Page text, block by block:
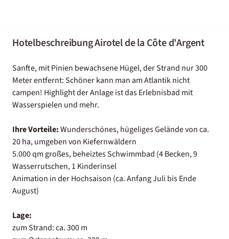
Hotelbeschreibung Airotel de la Côte d'Argent
Sanfte, mit Pinien bewachsene Hügel, der Strand nur 300
Meter entfernt: Schöner kann man am Atlantik nicht
campen! Highlight der Anlage ist das Erlebnisbad mit
Wasserspielen und mehr.
Ihre Vorteile:Wunderschönes, hügeliges Gelände von ca.
20 ha, umgeben von Kiefernwäldern
5.000 qm großes, beheiztes Schwimmbad (4 Becken, 9
Wasserrutschen, 1 Kinderinsel
Animation in der Hochsaison (ca. Anfang Juli bis Ende
August)
Lage:
zum Strand: ca. 300 m